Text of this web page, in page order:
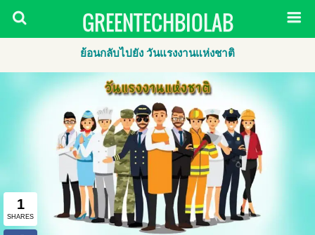
GREENTECHBIOLAB
ย้อนกลับไปยัง วันแรงงานแห่งชาติ